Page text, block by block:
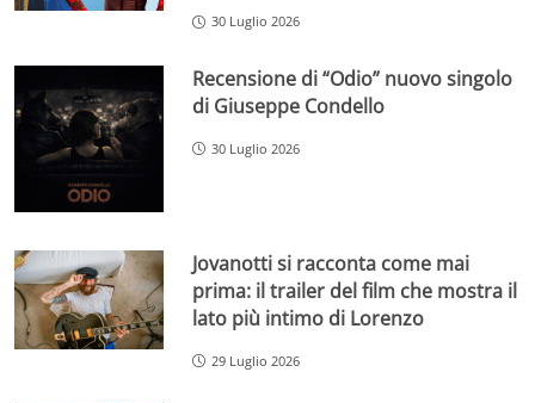
30 Luglio 2026
Recensione di “Odio” nuovo singolo
di Giuseppe Condello
30 Luglio 2026
Jovanotti si racconta come mai
prima: il trailer del film che mostra il
lato più intimo di Lorenzo
29 Luglio 2026